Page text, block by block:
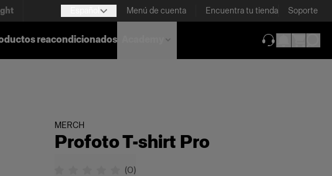
Menú de cuenta Encuentra tu tienda Soporte
reacondicionados
MERCH
Profoto T-shirt Pro
(0)